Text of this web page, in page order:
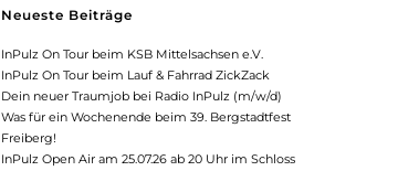
Neueste Beiträge
InPulz On Tour beim KSB Mittelsachsen e.V.
InPulz On Tour beim Lauf & Fahrrad ZickZack
Dein neuer Traumjob bei Radio InPulz (m/w/d)
Was für ein Wochenende beim 39. Bergstadtfest
Freiberg!
InPulz Open Air am 25.07.26 ab 20 Uhr im Schloss